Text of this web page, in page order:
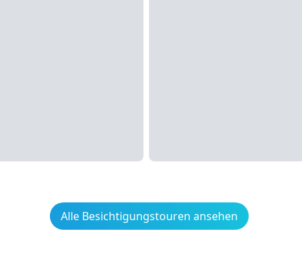
Alle Besichtigungstouren ansehen